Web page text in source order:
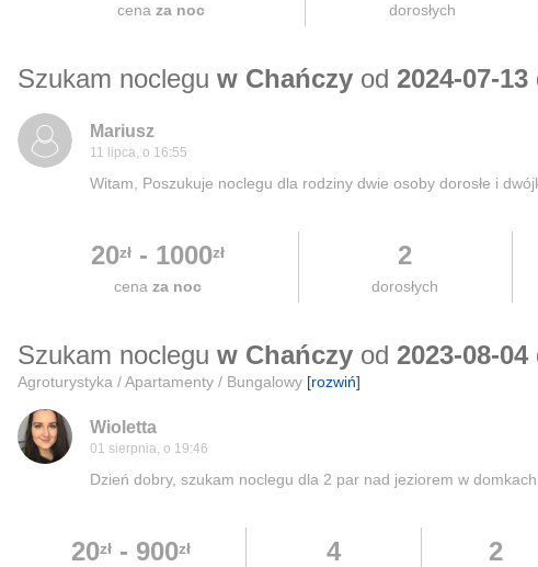
cena za noc dorosłych
Szukam noclegu w Chańczy od 2024-07-13
Mariusz
11 lipca, o 16:55
Witam, Poszukuje noclegu dla rodziny dwie osoby dorosłe i
20zł- 1000zł
cena za noc
2
dorosłych
Szukam noclegu w Chańczy od 2023-08-04
Agroturystyka / Apartamenty / Bungalowy [rozwiń]
Wioletta
01 sierpnia, o 19:46
Dzień dobry, szukam noclegu dla 2 par nad jeziorem w
20zł - 900zł
4 2